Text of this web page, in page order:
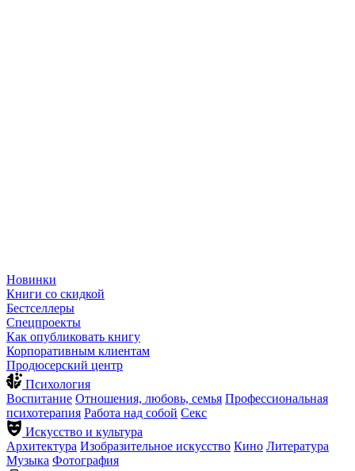
Новинки
Книги со скидкой
Бестселлеры
Спецпроекты
Как опубликовать книгу
Корпоративным клиентам
Продюсерский центр
Психология
Воспитание Отношения, любовь, семья Профессиональная
психотерапия Работа над собой Секс
Искусство и культура
Архитектура Изобразительное искусство Кино Литература
Музыка Фотография